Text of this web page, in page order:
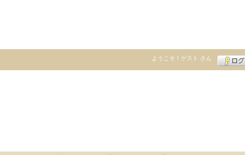
ようこそ！ ゲスト さん